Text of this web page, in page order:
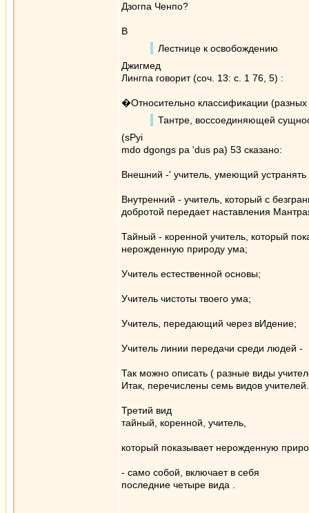
Дзогпа Ченпо?
В
Лестнице к освобождению
Джигмед
Лингпа говорит (соч. 13: с. 1 76, 5) :
�Относительно классификации (разных
Тантре, воссоединяющей
(sPyi
mdo dgongs ра 'dus ра) 53 сказано:
Внешний -' учитель, умеющий
Внутренний - учитель, который с
добротой передает наставления
Тайный - коренной учитель, который
нерожденную природу ума;
Учитель естественной основы;
Учитель чистоты твоего ума;
Учитель, передающий через вИдение;
Учитель линии передачи среди людей -
Так можно описать ( разные виды
Итак, перечислены семь видов учителей.
Третий вид ­
тайный, коренной, учитель,
который показывает нерожденную
- само собой, включает в себя
последние четыре вида .